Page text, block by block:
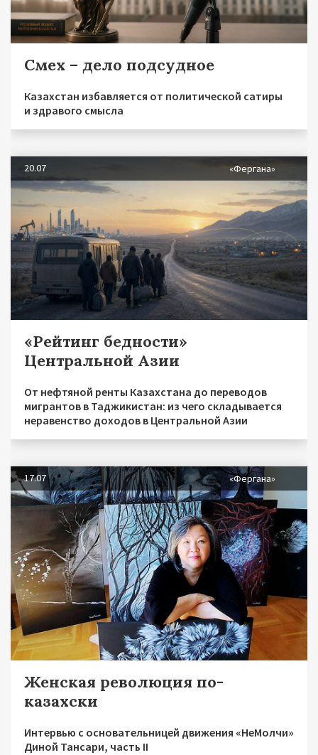
Смех – дело подсудное
Казахстан избавляется от политической сатиры
и здравого смысла
20.07 «Фергана»
«Рейтинг бедности»
Центральной Азии
От нефтяной ренты Казахстана до переводов
мигрантов в Таджикистан: из чего складывается
неравенство доходов в Центральной Азии
17.07 «Фергана»
Женская революция по-
казахски
Интервью с основательницей движения «НеМолчи»
Диной Тансари, часть II